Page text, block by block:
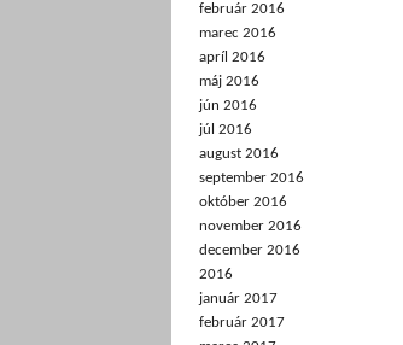
február 2016
marec 2016
apríl 2016
máj 2016
jún 2016
júl 2016
august 2016
september 2016
október 2016
november 2016
december 2016
2016
január 2017
február 2017